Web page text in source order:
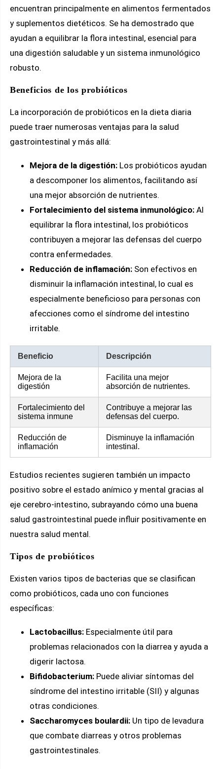
encuentran principalmente en alimentos fermentados
y suplementos dietéticos. Se ha demostrado que
ayudan a equilibrar la flora intestinal, esencial para
una digestión saludable y un sistema inmunológico
robusto.
Beneficios de los probióticos
La incorporación de probióticos en la dieta diaria
puede traer numerosas ventajas para la salud
gastrointestinal y más allá:
Mejora de la digestión: Los probióticos ayudan
a descomponer los alimentos, facilitando así
una mejor absorción de nutrientes.
Fortalecimiento del sistema inmunológico: Al
equilibrar la flora intestinal, los probióticos
contribuyen a mejorar las defensas del cuerpo
contra enfermedades.
Reducción de inflamación: Son efectivos en
disminuir la inflamación intestinal, lo cual es
especialmente beneficioso para personas con
afecciones como el síndrome del intestino
irritable.
Beneficio Descripción
Mejora de la
digestión
Facilita una mejor
absorción de nutrientes.
Fortalecimiento del
sistema inmune
Contribuye a mejorar las
defensas del cuerpo.
Reducción de
inflamación
Disminuye la inflamación
intestinal.
Estudios recientes sugieren también un impacto
positivo sobre el estado anímico y mental gracias al
eje cerebro-intestino, subrayando cómo una buena
salud gastrointestinal puede influir positivamente en
nuestra salud mental.
Tipos de probióticos
Existen varios tipos de bacterias que se clasifican
como probióticos, cada uno con funciones
específicas:
Lactobacillus: Especialmente útil para
problemas relacionados con la diarrea y ayuda a
digerir lactosa.
Bifidobacterium: Puede aliviar síntomas del
síndrome del intestino irritable (SII) y algunas
otras condiciones.
Saccharomyces boulardii: Un tipo de levadura
que combate diarreas y otros problemas
gastrointestinales.